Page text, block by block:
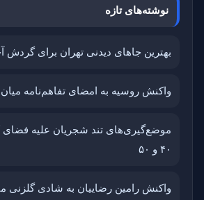
نوشته‌های تازه
بهترین جاهای دیدنی تهران برای گردش
واکنش روسیه به امضای تفاهم‌نامه میان
موضع‌گیری‌های تند شجریان علیه فضای
۴۰ و ۵۰
واکنش رامین رضاییان به شادی گلزنی